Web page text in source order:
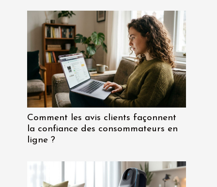
Comment les avis clients façonnent
la confiance des consommateurs en
ligne ?